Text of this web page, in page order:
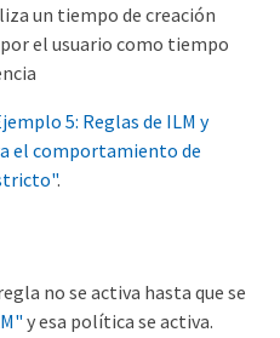
un tiempo de creación
el usuario como tiempo
5: Reglas de ILM y
el comportamiento de
.
no se activa hasta que se
y esa política se activa.